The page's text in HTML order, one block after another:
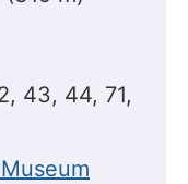
43, 44, 71,